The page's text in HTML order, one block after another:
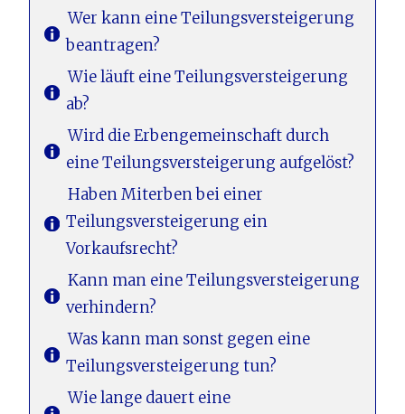
Wer kann eine Teilungsversteigerung
beantragen?
Wie läuft eine Teilungsversteigerung
ab?
Wird die Erbengemeinschaft durch
eine Teilungsversteigerung aufgelöst?
Haben Miterben bei einer
Teilungsversteigerung ein
Vorkaufsrecht?
Kann man eine Teilungsversteigerung
verhindern?
Was kann man sonst gegen eine
Teilungsversteigerung tun?
Wie lange dauert eine